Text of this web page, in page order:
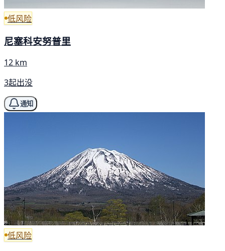
低风险
尼塞科安努普里
12 km
3起出没
通知
低风险